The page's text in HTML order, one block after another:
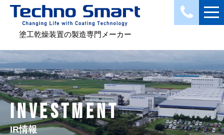
塗工乾燥装置の製造専門メーカー
INVESTMENT
IR情報